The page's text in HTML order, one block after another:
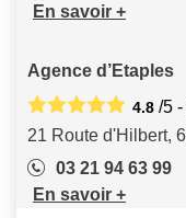
En savoir +
Agence d’Etaples
4.8 /5 -
21 Route d'Hilbert,
03 21 94 63 99
En savoir +